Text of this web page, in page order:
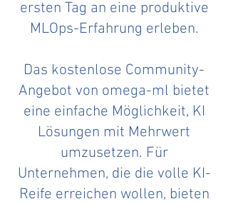
ersten Tag an eine produktive
MLOps-Erfahrung erleben.
Das kostenlose Community-
Angebot von omega-ml bietet
eine einfache Möglichkeit, KI
Lösungen mit Mehrwert
umzusetzen. Für
Unternehmen, die die volle KI-
Reife erreichen wollen, bieten